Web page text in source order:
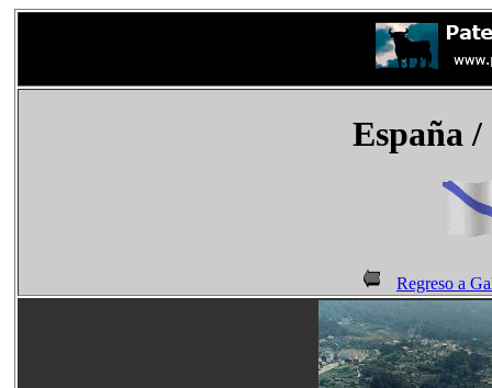
España/
Regreso a